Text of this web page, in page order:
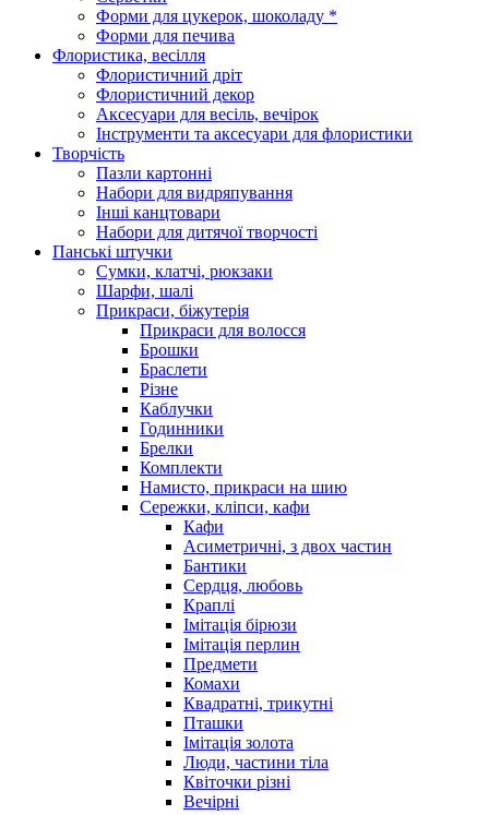
Форми для цукерок, шоколаду *
Форми для печива
Флористика, весілля
Флористичний дріт
Флористичний декор
Аксесуари для весіль, вечірок
Інструменти та аксесуари для флористики
Творчість
Пазли картонні
Набори для видряпування
Інші канцтовари
Набори для дитячої творчості
Панські штучки
Сумки, клатчі, рюкзаки
Шарфи, шалі
Прикраси, біжутерія
Прикраси для волосся
Брошки
Браслети
Різне
Каблучки
Годинники
Брелки
Комплекти
Намисто, прикраси на шию
Сережки, кліпси, кафи
Кафи
Асиметричні, з двох частин
Бантики
Сердця, любовь
Краплі
Імітація бірюзи
Імітація перлин
Предмети
Комахи
Квадратні, трикутні
Пташки
Імітація золота
Люди, частини тіла
Квіточки різні
Вечірні